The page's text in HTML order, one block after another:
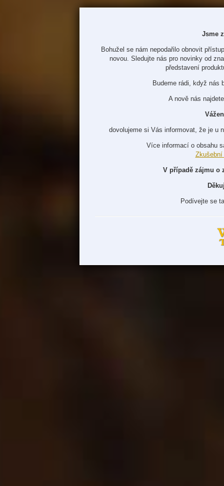
Jsme
Bohužel se nám nepodařilo obnovit
novou. Sledujte nás pro novinky od
představení
Budeme rádi, když nás
A nově nás
dovolujeme si Vás informovat, že je u
Více informací o obsahu
Zkušební
V případě zájmu o
Podívejte se